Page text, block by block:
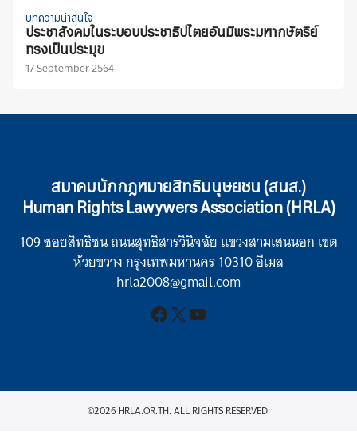
บทความน่าสนใจ
ประชาสังคมในระบอบประชาธิปไตยอันมีพระมหากษัตริย์
ทรงเป็นประมุข
17 September 2564
สมาคมนักกฎหมายสิทธิมนุษยชน (สนส.)
Human Rights Lawywers Association (HRLA)
109 ซอยสิทธิชน ถนนสุทธิสารวินิจฉัย แขวงสามเสนนอก เขต
ห้วยขวาง กรุงเทพมหานคร 10310 อีเมล
hrla2008@gmail.com
Facebook
X YouTube
©2026 HRLA.OR.TH. ALL RIGHTS RESERVED.